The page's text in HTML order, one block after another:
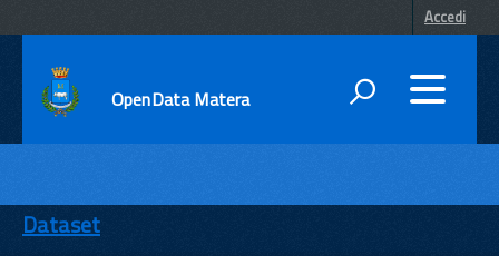
Accedi
OpenData Matera
ENTI
TEMI
Dataset